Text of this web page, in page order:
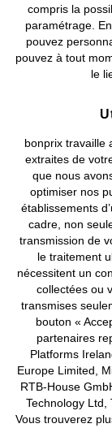
Prix indiqués
CGV
©
compris la
paramétrage.
pouvez
pouvez à tout
le
bonprix travaille
extraites de
que nous
optimiser nos
établissements
cadre, non
transmission de
le traitement
nécessitent un
collectées ou
transmises
bouton «
partenaires
Platforms
Europe Limited,
RTB-House
Technology Ltd,
Vous trouverez